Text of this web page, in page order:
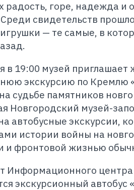
радость, горе, надежда и
Среди свидетельств
— те самые, в
в 19:00 музей приглашает
экскурсию по Кремлю
судьбе памятников
Новгородский музей-
автобусные экскурсии,
истории войны на
и фронтовой жизнью
Информационного
экскурсионный автобус